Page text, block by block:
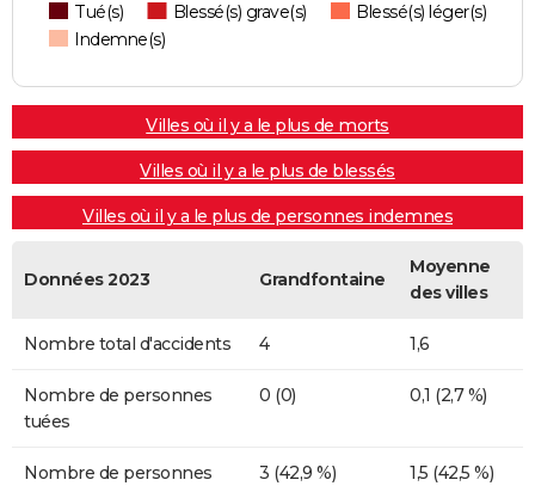
Tué(s) Blessé(s) grave(s)
Blessé(s) léger(s)
Indemne(s)
Villes où il y a le plus de morts
Villes où il y a le plus de blessés
Villes où il y a le plus de personnes indemnes
Données 2023 Grandfontaine
Moyenne
des villes
Nombre total d'accidents 4 1,6
Nombre de personnes
tuées
0 (0) 0,1 (2,7 %)
Nombre de personnes
3 (42,9 %) 1,5 (42,5 %)